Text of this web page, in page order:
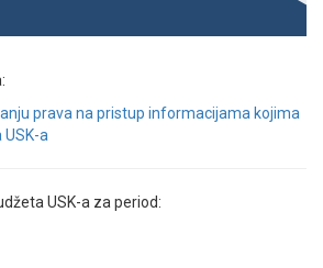
prava na pristup informacijama kojima
a
USK-a za period: